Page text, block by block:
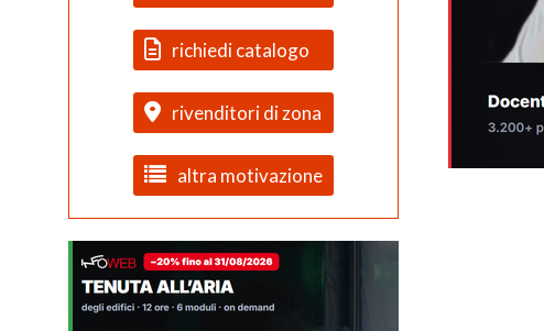
richiedi catalogo
rivenditori di zona
altra motivazione